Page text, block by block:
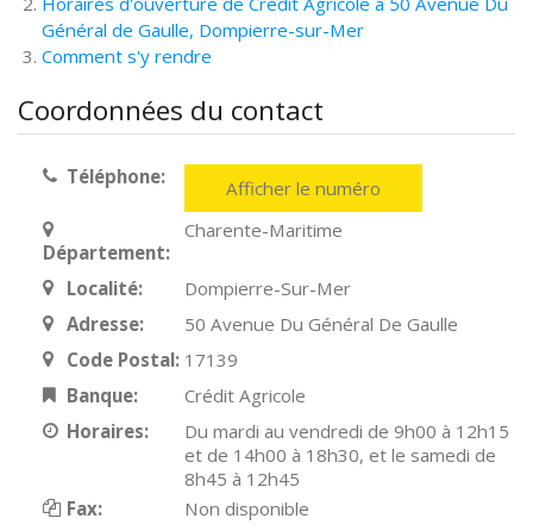
Général de Gaulle, Dompierre-sur-Mer
Comment s'y rendre
Coordonnées du contact
Téléphone: Afficher le numéro
Département:
Charente-Maritime
Localité:
Dompierre-Sur-Mer
Adresse:
50 Avenue Du Général De Gaulle
Code Postal: 17139
Banque:
Crédit Agricole
Horaires:
Du mardi au vendredi de 9h00 à 12h15
et de 14h00 à 18h30, et le samedi de
8h45 à 12h45
Fax:
Non disponible